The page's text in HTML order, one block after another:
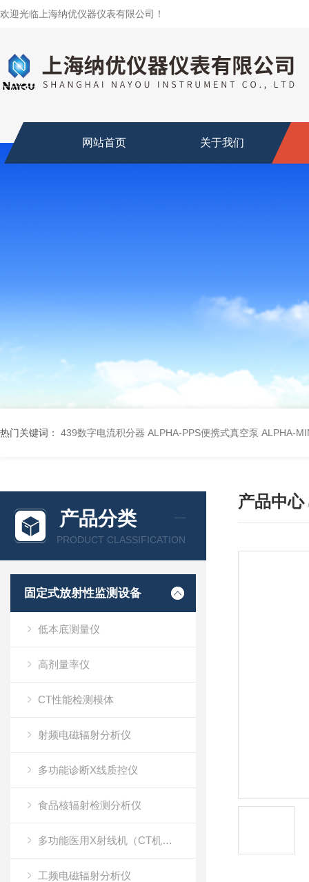
欢迎光临上海纳优仪器仪表有限公司！
网站首页 关于我们
热门关键词： 439数字电流积分器 ALPHA-PPS便携式真空泵 ALPHA-
产品分类
PRODUCT CLASSIFICATION
固定式放射性监测设备
低本底测量仪
高剂量率仪
CT性能检测模体
射频电磁辐射分析仪
多功能诊断X线质控仪
食品核辐射检测分析仪
多功能医用X射线机（CT机）质量检测仪
工频电磁辐射分析仪
产品中心